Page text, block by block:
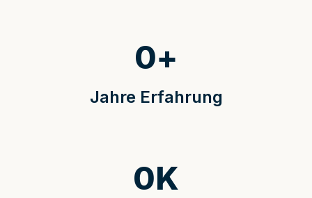
Jahre Erfahrung
0+
0K